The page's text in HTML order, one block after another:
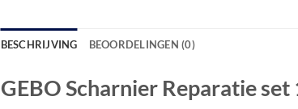
BESCHRIJVING BEOORDELINGEN (0)
GEBO Scharnier Reparatie set